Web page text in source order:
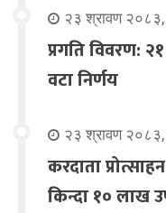
२३ श्रावण २०८३,
प्रगति विवरण:
वटा निर्णय
२३ श्रावण २०८३,
करदाता
किन्दा १० लाख